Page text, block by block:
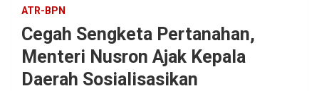
ATR-BPN
Cegah Sengketa Pertanahan,
Menteri Nusron Ajak Kepala
Daerah Sosialisasikan